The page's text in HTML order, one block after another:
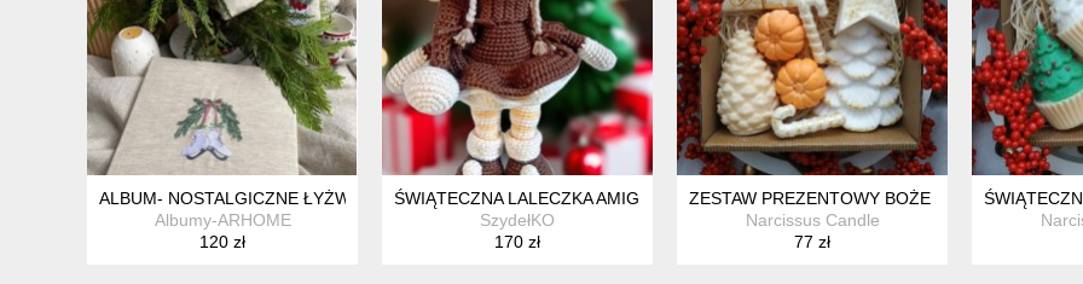
ALBUM- NOSTALGICZNE ŁYŻWY
Albumy-ARHOME
120 zł
ŚWIĄTECZNA LALECZKA AMIGURUMI
SzydełKO
170 zł
ZESTAW PREZENTOWY BOŻE NARODZENIE
Narcissus Candle
77 zł